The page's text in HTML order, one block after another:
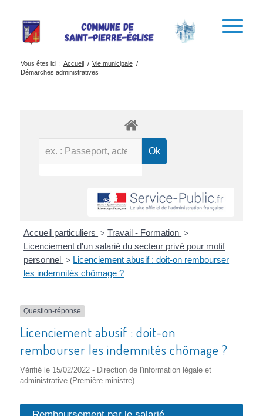
Vous êtes ici : Accueil / Vie municipale /
Démarches administratives
Accueil particuliers > Travail - Formation >
Licenciement d'un salarié du secteur privé pour motif
personnel > Licenciement abusif : doit-on rembourser
les indemnités chômage ?
Question-réponse
Licenciement abusif : doit-on
rembourser les indemnités chômage ?
Vérifié le 15/02/2022 - Direction de l'information légale et
administrative (Première ministre)